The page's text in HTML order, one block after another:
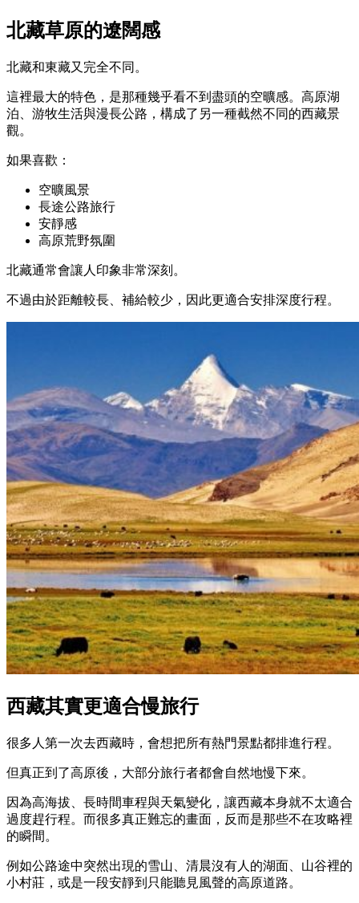
北藏草原的遼闊感
北藏和東藏又完全不同。
這裡最大的特色，是那種幾乎看不到盡頭的空曠感。高原湖
泊、游牧生活與漫長公路，構成了另一種截然不同的西藏景
觀。
如果喜歡：
空曠風景
長途公路旅行
安靜感
高原荒野氛圍
北藏通常會讓人印象非常深刻。
不過由於距離較長、補給較少，因此更適合安排深度行程。
西藏其實更適合慢旅行
很多人第一次去西藏時，會想把所有熱門景點都排進行程。
但真正到了高原後，大部分旅行者都會自然地慢下來。
因為高海拔、長時間車程與天氣變化，讓西藏本身就不太適合
過度趕行程。而很多真正難忘的畫面，反而是那些不在攻略裡
的瞬間。
例如公路途中突然出現的雪山、清晨沒有人的湖面、山谷裡的
小村莊，或是一段安靜到只能聽見風聲的高原道路。